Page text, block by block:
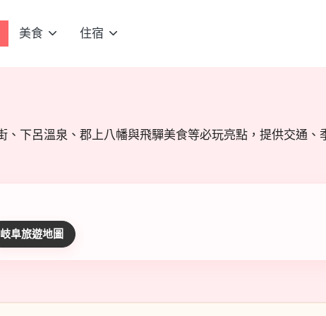
美食 住宿
下呂溫泉、郡上八幡與飛驒美食等必玩亮點，提供交通
岐阜旅遊地圖